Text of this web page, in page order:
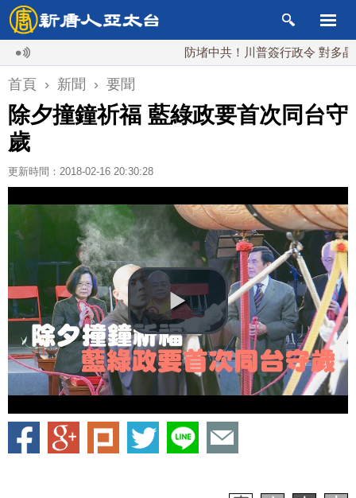
防堵中共！川普簽行政令 對多晶矽課
首頁 › 新聞 › 要聞
除夕撞鐘祈福 藍綠政要首次同台守
歲
更新時間：2018-02-16 20:30:28